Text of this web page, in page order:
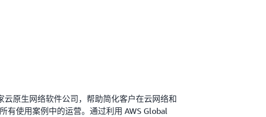
云原生网络软件公司，帮助简化客户在云网络和
有使用案例中的运营。通过利用 AWS Global